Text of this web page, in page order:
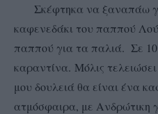
Σκέφτηκα να ξαναπάω
καφενεδάκι του παππού
παππού για τα παλιά. Σε 10
καραντίνα. Μόλις
μου δουλειά θα είναι ένα
ατμόσφαιρα, με Ανδρώτικη